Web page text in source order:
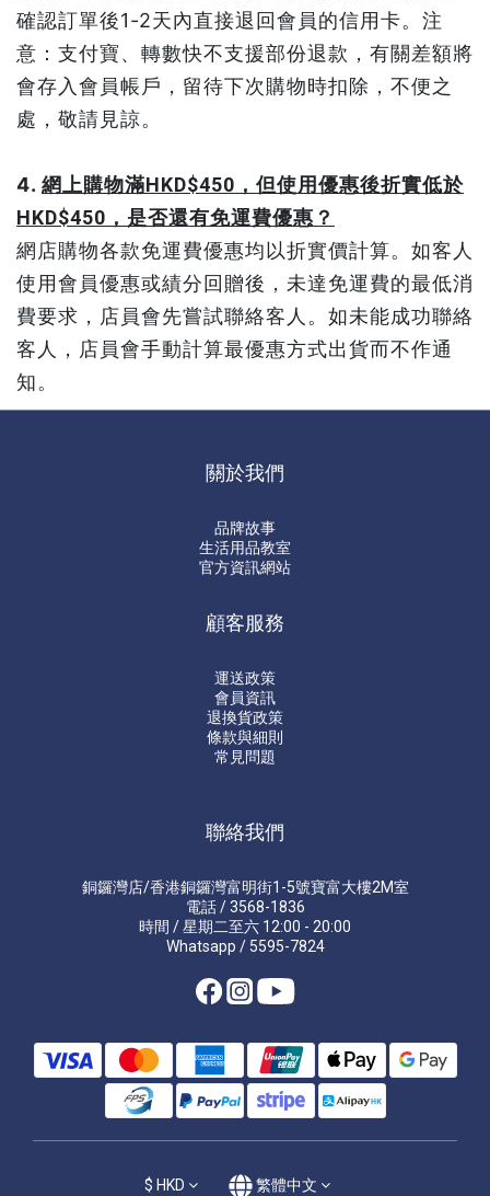
確認訂單後1-2天內直接退回會員的信用卡。注
意：支付寶、轉數快不支援部份退款，有關差額將
會存入會員帳戶，留待下次購物時扣除，不便之
處，敬請見諒。
4. 網上購物滿HKD$450，但使用優惠後折實低於
HKD$450，是否還有免運費優惠？
網店購物各款免運費優惠均以折實價計算。如客人
使用會員優惠或績分回贈後，未達免運費的最低消
費要求，店員會先嘗試聯絡客人。如未能成功聯絡
客人，店員會手動計算最優惠方式出貨而不作通
知。
關於我們
品牌故事
生活用品教室
官方資訊網站
顧客服務
運送政策
會員資訊
退換貨政策
條款與細則
常見問題
聯絡我們
銅鑼灣店/香港銅鑼灣富明街1-5號寶富大樓2M室
電話 / 3568-1836
時間 / 星期二至六 12:00 - 20:00
Whatsapp / 5595-7824
$ HKD 繁體中文